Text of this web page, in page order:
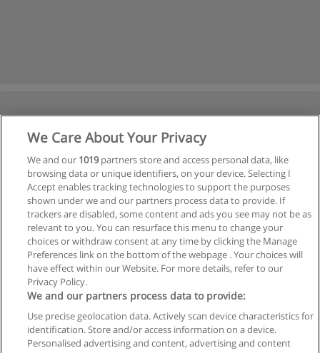
Reglas de uso
We Care About Your Privacy
We and our 1019partners store and access personal data, like
browsing data or unique identifiers, on your device. Selecting I
Accept enables tracking technologies to support the purposes
shown under we and our partners process data to provide. If
trackers are disabled, some content and ads you see may not be as
relevant to you. You can resurface this menu to change your
choices or withdraw consent at any time by clicking the Manage
Preferences link on the bottom of the webpage . Your choices will
have effect within our Website. For more details, refer to our
Privacy Policy.
We and our partners process data to provide:
Use precise geolocation data. Actively scan device characteristics for
identification. Store and/or access information on a device.
Personalised advertising and content, advertising and content